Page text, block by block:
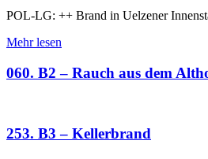
POL-LG: ++ Brand in Uelzener
Mehr lesen
060. B2 – Rauch aus dem
253. B3 – Kellerbrand